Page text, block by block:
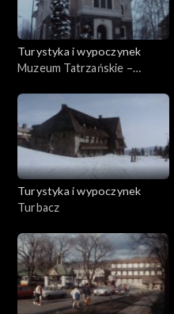
Turystyka i wypoczynek
Muzeum Tatrzańskie –
Turystyka i wypoczynek
Turbacz